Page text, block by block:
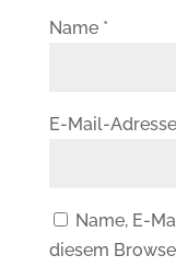
Name *
E-Mail-Adresse
Name, E-
diesem